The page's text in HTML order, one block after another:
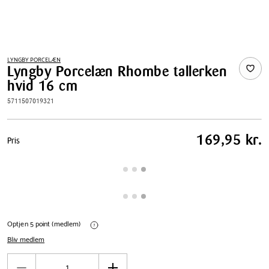
LYNGBY PORCELÆN
Lyngby Porcelæn Rhombe tallerken
hvid 16 cm
5711507019321
Pris
tabel
Pris 169,95 kr.
Optjen 5 point (medlem)
Bliv medlem
Antal